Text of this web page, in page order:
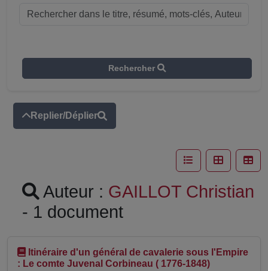
Rechercher
Replier/Déplier
Auteur : GAILLOT Christian
- 1 document
Itinéraire d'un général de cavalerie sous l'Empire
: Le comte Juvenal Corbineau ( 1776-1848)